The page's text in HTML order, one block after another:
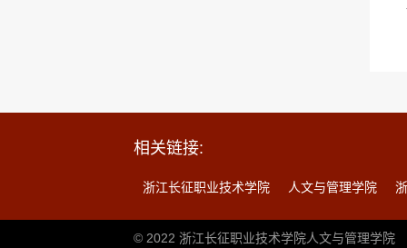
相关链接:
浙江长征职业技术学院 人文与管理学院
© 2022 浙江长征职业技术学院人文与管理学院